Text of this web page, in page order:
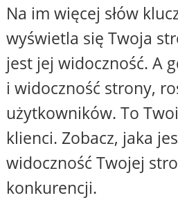
Na im więcej słów
wyświetla się Twoja
jest jej widoczność. A
i widoczność strony,
użytkowników. To
klienci. Zobacz, jaka
widoczność Twojej
konkurencji.